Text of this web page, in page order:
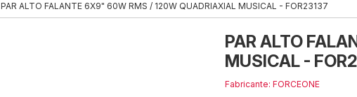
PAR ALTO FALANTE 6X9" 60W RMS / 120W QUADRIAXIAL MUSICAL - FOR23137
PAR ALTO
MUSICAL -
Fabricante: FORCEONE